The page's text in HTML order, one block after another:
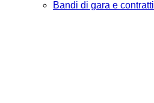
Bandi di gara e contratti